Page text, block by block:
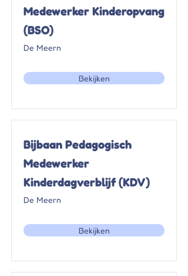
Medewerker Kinderopvang
(BSO)
De Meern
Bekijken
Bijbaan Pedagogisch
Medewerker
Kinderdagverblijf (KDV)
De Meern
Bekijken